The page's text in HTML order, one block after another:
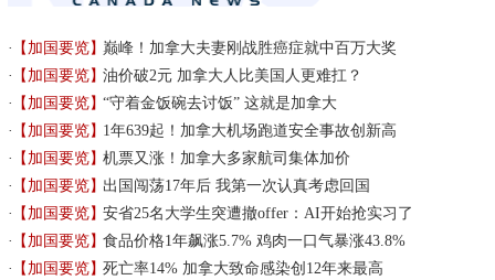
【加国要览】巅峰！加拿大夫妻刚战胜癌症就中百万大奖
【加国要览】油价破2元 加拿大人比美国人更难扛？
【加国要览】“守着金饭碗去讨饭” 这就是加拿大
【加国要览】1年639起！加拿大机场跑道安全事故创新高
【加国要览】机票又涨！加拿大多家航司集体加价
【加国要览】出国闯荡17年后 我第一次认真考虑回国
【加国要览】安省25名大学生突遭撤offer：AI开始抢实习了
【加国要览】食品价格1年飙涨5.7% 鸡肉一口气暴涨43.8%
【加国要览】死亡率14% 加拿大致命感染创12年来最高